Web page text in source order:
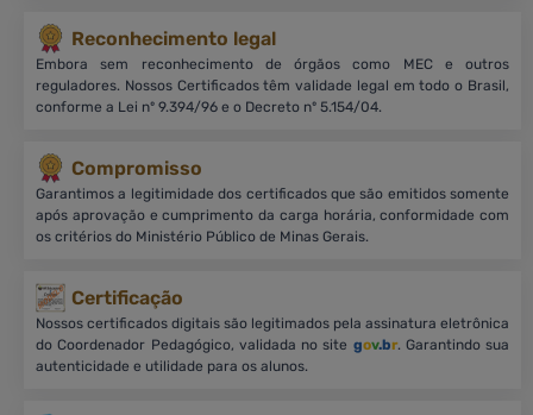
Reconhecimento legal
Embora sem reconhecimento de órgãos como MEC e outros
reguladores. Nossos Certificados têm validade legal em todo o Brasil,
conforme a Lei nº 9.394/96 e o Decreto nº 5.154/04.
Compromisso
Garantimos a legitimidade dos certificados que são emitidos somente
após aprovação e cumprimento da carga horária, conformidade com
os critérios do Ministério Público de Minas Gerais.
Certificação
Nossos certificados digitais são legitimados pela assinatura eletrônica
do Coordenador Pedagógico, validada no site gov.br. Garantindo sua
autenticidade e utilidade para os alunos.